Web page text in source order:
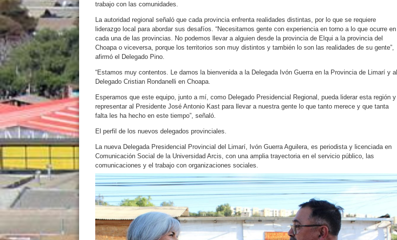
trabajo con las comunidades.
La autoridad regional señaló que cada provincia enfrenta realidades distintas, por lo que se requiere
liderazgo local para abordar sus desafíos. “Necesitamos gente con experiencia en torno a lo que ocurre en
cada una de las provincias. No podemos llevar a alguien desde la provincia de Elqui a la provincia del
Choapa o viceversa, porque los territorios son muy distintos y también lo son las realidades de su gente”,
afirmó el Delegado Pino.
“Estamos muy contentos. Le damos la bienvenida a la Delegada Ivón Guerra en la Provincia de Limarí y al
Delegado Cristian Rondanelli en Choapa.
Esperamos que este equipo, junto a mí, como Delegado Presidencial Regional, pueda liderar esta región y
representar al Presidente José Antonio Kast para llevar a nuestra gente lo que tanto merece y que tanta
falta les ha hecho en este tiempo”, señaló.
El perfil de los nuevos delegados provinciales.
La nueva Delegada Presidencial Provincial del Limarí, Ivón Guerra Aguilera, es periodista y licenciada en
Comunicación Social de la Universidad Arcis, con una amplia trayectoria en el servicio público, las
comunicaciones y el trabajo con organizaciones sociales.